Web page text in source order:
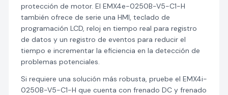
protección de motor. El EMX4e-0250B-V5-C1-H
también ofrece de serie una HMI, teclado de
programación LCD, reloj en tiempo real para registro
de datos y un registro de eventos para reducir el
tiempo e incrementar la eficiencia en la detección de
problemas potenciales.
Si requiere una solución más robusta, pruebe el EMX4i-
0250B-V5-C1-H que cuenta con frenado DC y frenado